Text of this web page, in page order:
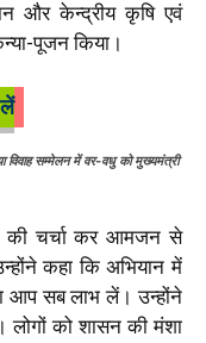
और केन्द्रीय कृषि एवं
पूजन किया।
विवाह सम्मेलन में वर-वधु को मुख्यमंत्री
की चर्चा कर आमजन से
कहा कि अभियान में
आप सब लाभ लें। उन्होंने
लोगों को शासन की मंशा